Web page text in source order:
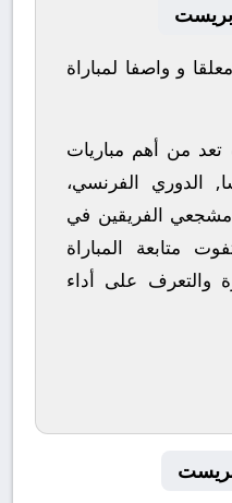
بريست
و واصفا لمباراة
من أهم مباريات
الدوري الفرنسي،
مشجعي الفريقين في
متابعة المباراة
والتعرف على أداء